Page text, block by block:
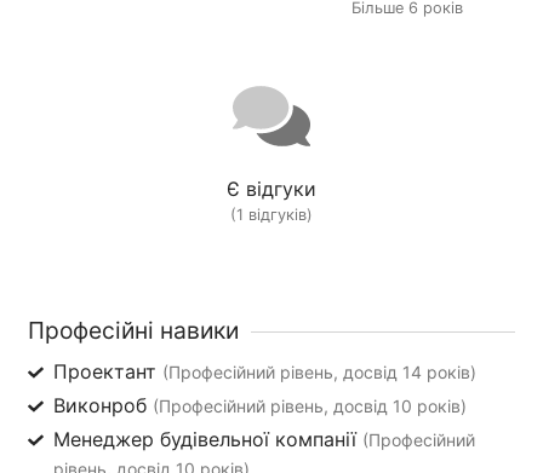
Більше 6 років
Є відгуки
(1 відгуків)
Професійні навики
Проектант (Професійний рівень, досвід 14 років)
Виконроб (Професійний рівень, досвід 10 років)
Менеджер будівельної компанії (Професійний
рівень, досвід 10 років)